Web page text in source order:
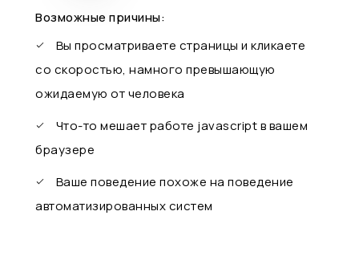
Возможные причины:
Вы просматриваете страницы и кликаете
со скоростью, намного превышающую
ожидаемую от человека
Что-то мешает работе javascript в вашем
браузере
Ваше поведение похоже на поведение
автоматизированных систем